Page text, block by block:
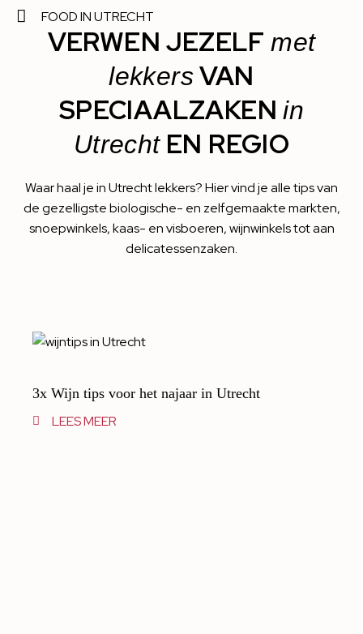
FOOD IN UTRECHT
VERWEN JEZELFmet
lekkersVAN
SPECIAALZAKENin
UtrechtEN REGIO
Waar haal je in Utrecht lekkers? Hier vind je alle tips van
de gezelligste biologische- en zelfgemaakte markten,
snoepwinkels, kaas- en visboeren, wijnwinkels tot aan
delicatessenzaken.
3x Wijn tips voor het najaar in Utrecht
LEES MEER